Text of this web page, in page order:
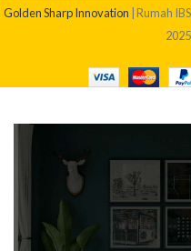
Golden Sharp Innovation | Rumah IBS |
2025 |
BERAPAKAH
Dapatkan quotation